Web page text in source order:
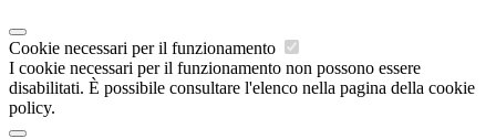
Cookie necessari per il funzionamento
I cookie necessari per il funzionamento non possono essere
disabilitati. È possibile consultare l'elenco nella pagina della cookie
policy.